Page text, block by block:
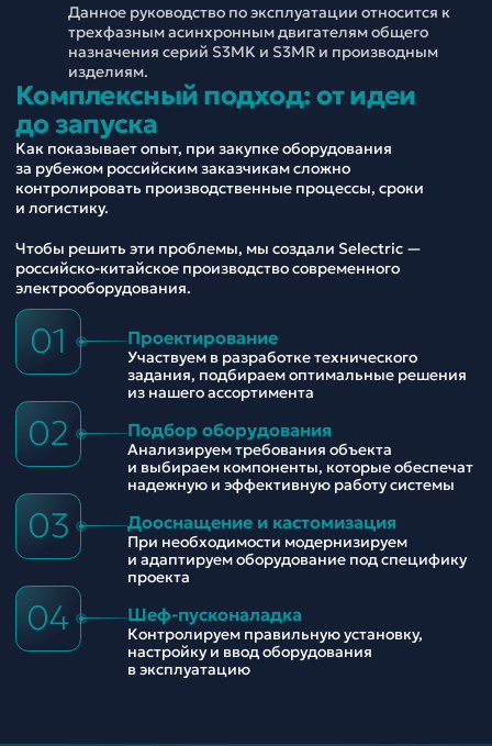
Данное руководство по эксплуатации относится к
трехфазным асинхронным двигателям общего
назначения серий S3MK и S3MR и производным
изделиям.
Комплексный подход: от идеи
до запуска
Как показывает опыт, при закупке оборудования
за рубежом российским заказчикам сложно
контролировать производственные процессы, сроки
и логистику.
Чтобы решить эти проблемы, мы создали Selectric —
российско-китайское производство современного
электрооборудования.
01 Проектирование
Участвуем в разработке технического
задания, подбираем оптимальные решения
из нашего ассортимента
02 Подбор оборудования
Анализируем требования объекта
и выбираем компоненты, которые обеспечат
надежную и эффективную работу системы
03 Дооснащение и кастомизация
При необходимости модернизируем
и адаптируем оборудование под специфику
проекта
04 Шеф-пусконаладка
Контролируем правильную установку,
настройку и ввод оборудования
в эксплуатацию